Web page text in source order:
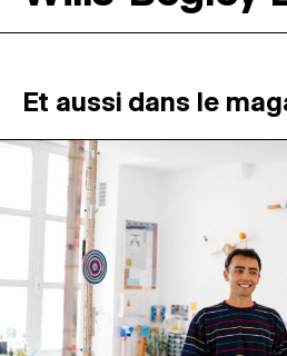
RÉSIDENCES ↓
ATELIERS OUVERTS
PROGRAMMATION
MAGAZINE
ESPACES DE PRATIQUE
Et aussi dans le